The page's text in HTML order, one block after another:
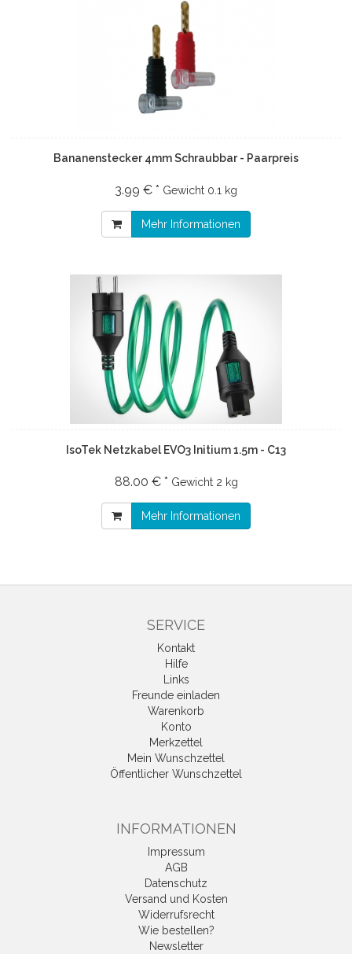
Bananenstecker 4mm Schraubbar - Paarpreis
3.99 € * Gewicht 0.1 kg
Mehr Informationen
IsoTek Netzkabel EVO3 Initium 1.5m - C13
88.00 € * Gewicht 2 kg
Mehr Informationen
SERVICE
Kontakt
Hilfe
Links
Freunde einladen
Warenkorb
Konto
Merkzettel
Mein Wunschzettel
Öffentlicher Wunschzettel
INFORMATIONEN
Impressum
AGB
Datenschutz
Versand und Kosten
Widerrufsrecht
Wie bestellen?
Newsletter